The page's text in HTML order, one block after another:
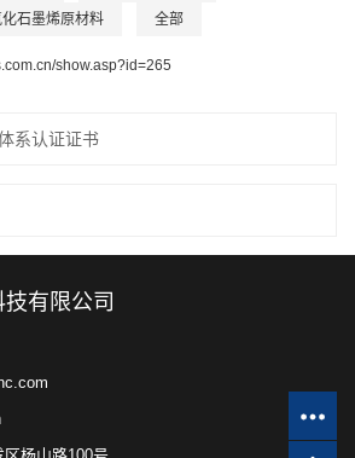
石墨烯原材料 全部
show.asp?id=265
系认证证书
有限公司